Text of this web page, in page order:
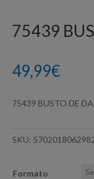
75439
49,99€
75439 BUSTO DE
SKU:
Formato